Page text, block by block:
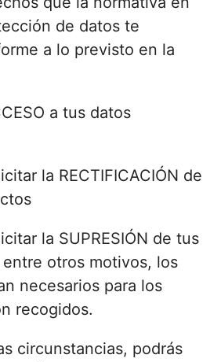
de datos te
a lo previsto en la
a tus datos
la RECTIFICACIÓN de
la SUPRESIÓN de tus
otros motivos, los
necesarios para los
recogidos.
circunstancias, podrás